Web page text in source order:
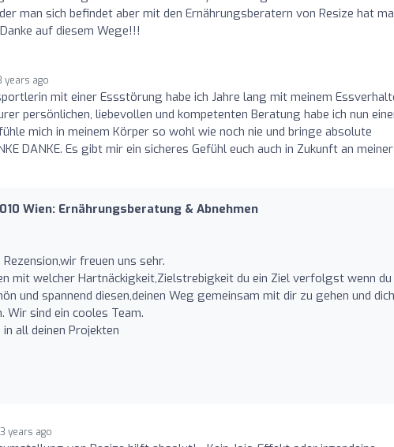
man sich befindet aber mit den Ernährungsberatern von Resize hat
auf diesem Wege!!!
years ago
mit einer Essstörung habe ich Jahre lang mit meinem
persönlichen, liebevollen und kompetenten Beratung habe ich nun
mich in meinem Körper so wohl wie noch nie und bringe absolute
DANKE. Es gibt mir ein sicheres Gefühl euch auch in Zukunft an meiner
Wien: Ernährungsberatung & Abnehmen
freuen uns sehr.
mit welcher Hartnäckigkeit,Zielstrebigkeit du ein Ziel verfolgst wenn du
und spannend diesen,deinen Weg gemeinsam mit dir zu gehen und dich
sind ein cooles Team.
all deinen Projekten
3 years ago